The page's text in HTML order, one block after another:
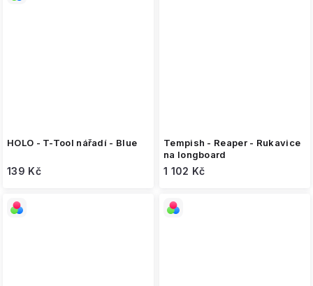
HOLO - T-Tool nářadí - Blue
139 Kč
Tempish - Reaper - Rukavice
na longboard
1 102 Kč